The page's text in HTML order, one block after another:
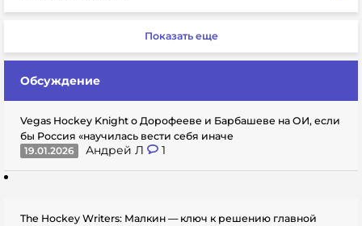
Показать еще
Обсуждение
Vegas Hockey Knight о Дорофееве и Барбашеве на ОИ, если
бы Россия «научилась вести себя иначе
19.01.2026
Андрей Л 1
The Hockey Writers: Малкин — ключ к решению главной